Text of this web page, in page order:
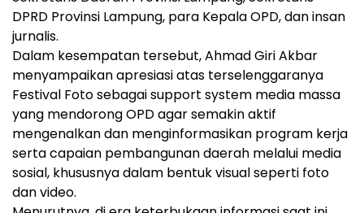
DPRD Provinsi Lampung, para Kepala OPD, dan insan
jurnalis.
Dalam kesempatan tersebut, Ahmad Giri Akbar
menyampaikan apresiasi atas terselenggaranya
Festival Foto sebagai support system media massa
yang mendorong OPD agar semakin aktif
mengenalkan dan menginformasikan program kerja
serta capaian pembangunan daerah melalui media
sosial, khususnya dalam bentuk visual seperti foto
dan video.